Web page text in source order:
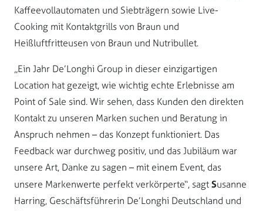
Kaffeevollautomaten und Siebträgern sowie Live-
Cooking mit Kontaktgrills von Braun und
Heißluftfritteusen von Braun und Nutribullet.
„Ein Jahr De’Longhi Group in dieser einzigartigen
Location hat gezeigt, wie wichtig echte Erlebnisse am
Point of Sale sind. Wir sehen, dass Kunden den direkten
Kontakt zu unseren Marken suchen und Beratung in
Anspruch nehmen – das Konzept funktioniert. Das
Feedback war durchweg positiv, und das Jubiläum war
unsere Art, Danke zu sagen – mit einem Event, das
unsere Markenwerte perfekt verkörperte“, sagt Susanne
Harring, Geschäftsführerin De’Longhi Deutschland und